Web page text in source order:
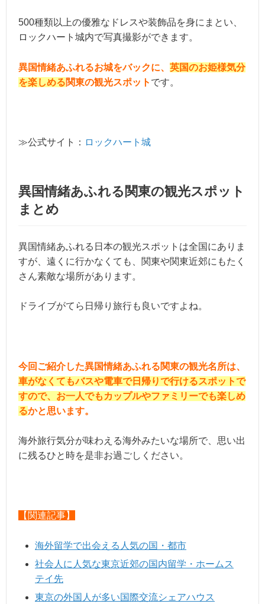
500種類以上の優雅なドレスや装飾品を身にまとい、
ロックハート城内で写真撮影ができます。
異国情緒あふれるお城をバックに、 英国のお姫様気分
を楽しめる関東の観光スポット です。
≫公式サイト： ロックハート城
異国情緒あふれる関東の観光スポット
まとめ
異国情緒あふれる日本の観光スポットは全国にありま
すが、遠くに行かなくても、関東や関東近郊にもたく
さん素敵な場所があります。
ドライブがてら日帰り旅行も良いですよね。
今回ご紹介した異国情緒あふれる関東の観光名所は、
車がなくてもバスや電車で日帰りで行けるスポットで
すので、お一人でもカップルやファミリーでも楽しめ
るかと思います。
海外旅行気分が味わえる海外みたいな場所で、思い出
に残るひと時を是非お過ごしください。
【関連記事】
海外留学で出会える人気の国・都市
社会人に人気な東京近郊の国内留学・ホームス
テイ先
東京の外国人が多い国際交流シェアハウス